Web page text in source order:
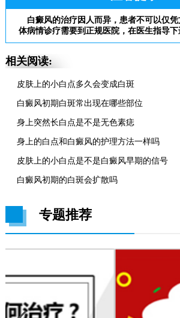
白癜风的治疗因人而异，患者不可以仅
体病情诊疗需要到正规医院，在医生指导下
相关阅读:
皮肤上的小白点多久会变成白斑
白癜风初期白斑常出现在哪些部位
身上突然长白点是不是无色素痣
身上的白点和白癜风的护理方法一样吗
皮肤上的小白点是不是白癜风早期的信号
白癜风初期的白斑会扩散吗
专题推荐